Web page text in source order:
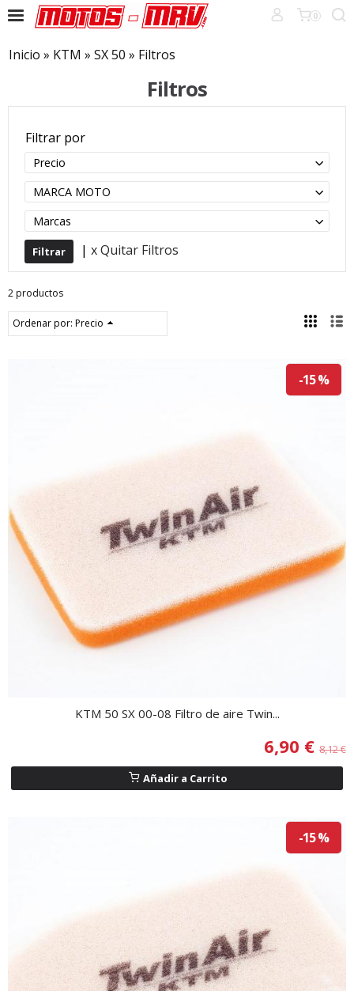
0
Inicio » KTM » SX 50 » Filtros
Filtros
Filtrar por
Precio
MARCA MOTO
Marcas
| x Quitar Filtros
2 productos
Ordenar por: Precio
-15 %
KTM 50 SX 00-08 Filtro de aire Twin...
6,90 € 8,12 €
Añadir a Carrito
-15 %